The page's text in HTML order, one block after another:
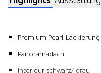
Premium Pearl-Lackierung
Panoramadach
Interieur schwarz/ grau